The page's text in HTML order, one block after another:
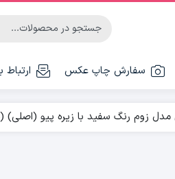
سفارش چاپ عکس ارتباط
زوم رنگ سفید با زیره پیو (اصلی)